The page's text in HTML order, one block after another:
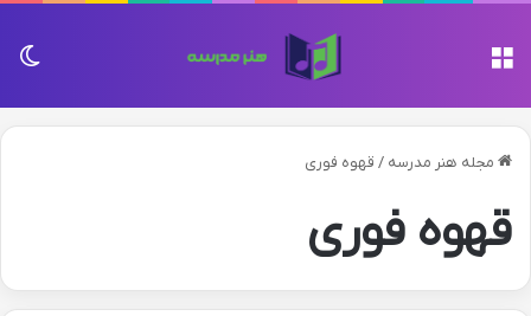
مجله هنر مدرسه / قهوه فوری
قهوه فوری